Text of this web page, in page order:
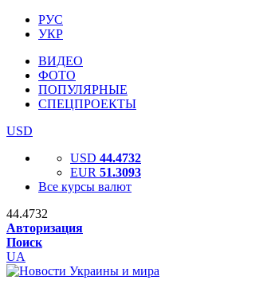
РУС
УКР
ВИДЕО
ФОТО
ПОПУЛЯРНЫЕ
СПЕЦПРОЕКТЫ
USD
USD 44.4732
EUR 51.3093
Все курсы валют
44.4732
Авторизация
Поиск
UA